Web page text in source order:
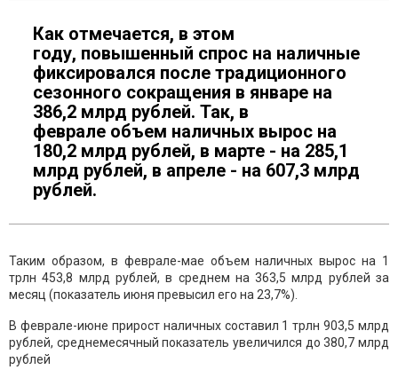
Как отмечается, в этом
году, повышенный спрос на наличные
фиксировался после традиционного
сезонного сокращения в январе на
386,2 млрд рублей. Так, в
феврале объем наличных вырос на
180,2 млрд рублей, в марте - на 285,1
млрд рублей, в апреле - на 607,3 млрд
рублей.
Таким образом, в феврале-мае объем наличных вырос на 1
трлн 453,8 млрд рублей, в среднем на 363,5 млрд рублей за
месяц (показатель июня превысил его на 23,7%).
В феврале-июне прирост наличных составил 1 трлн 903,5 млрд
рублей, среднемесячный показатель увеличился до 380,7 млрд
рублей